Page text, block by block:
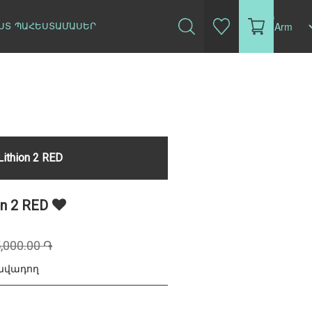
ՊԱՀԵՍՏԱՄԱՍԵՐ
(0)
2 RED
2 RED
֏